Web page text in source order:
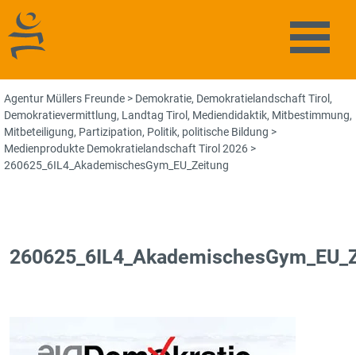
Agentur Müllers Freunde
Agentur Müllers Freunde > Demokratie, Demokratielandschaft Tirol ,
Demokratievermittlung, Landtag Tirol , Mediendidaktik, Mitbestimmung,
Mitbeteiligung, Partizipation, Politik, politische Bildung >
Medienprodukte Demokratielandschaft Tirol 2026 >
260625_6IL4_AkademischesGym_EU_Zeitung